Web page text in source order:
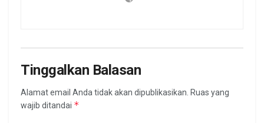
Tinggalkan Balasan
Alamat email Anda tidak akan dipublikasikan. Ruas yang
wajib ditandai *